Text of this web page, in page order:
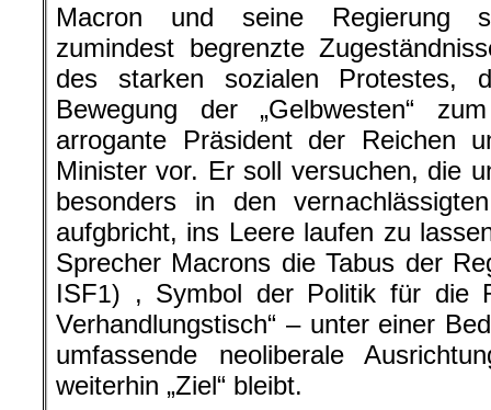
Macron und seine Regierung
zumindest begrenzte
des starken sozialen
Bewegung der „Gelbwesten“
arrogante Präsident der Reichen
Minister vor. Er soll versuchen, die
besonders in den
aufgbricht, ins Leere laufen zu
Sprecher Macrons die Tabus der
ISF1) , Symbol der Politik für die
Verhandlungstisch“ – unter einer
umfassende neoliberale
weiterhin „Ziel“ bleibt.